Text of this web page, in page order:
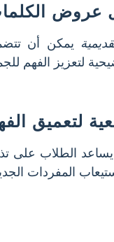
عروض
يمكن أن
لتعميق
يساعد الطلاب على